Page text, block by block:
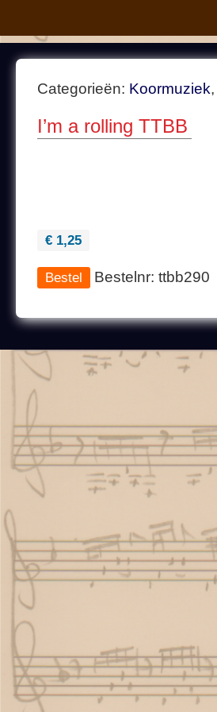
Categorieën: Koormuziek,
I’m a rolling TTBB
€ 1,25
Bestelnr: ttbb290